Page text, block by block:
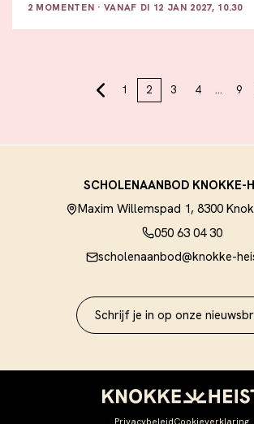
2 MOMENTEN · VANAF DI 12 JAN 2027, 10.30
1 2 3 4 … 9
SCHOLENAANBOD KNOKKE-
Maxim Willemspad 1, 8300
050 63 04 30
scholenaanbod@knokke-
Schrijf je in op onze
PrivacybeleidCookieverklaring